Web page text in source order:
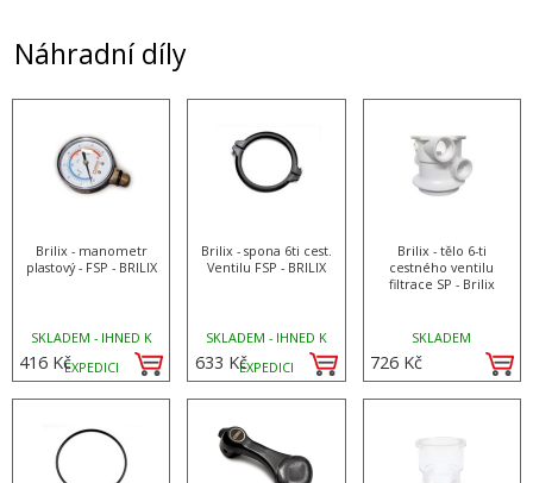
Náhradní díly
Brilix - manometr
plastový - FSP - BRILIX
SKLADEM - IHNED K
EXPEDICI
416 Kč
Brilix - spona 6ti cest.
Ventilu FSP - BRILIX
SKLADEM - IHNED K
EXPEDICI
633 Kč
Brilix - tělo 6-ti
cestného ventilu
filtrace SP - Brilix
SKLADEM
726 Kč